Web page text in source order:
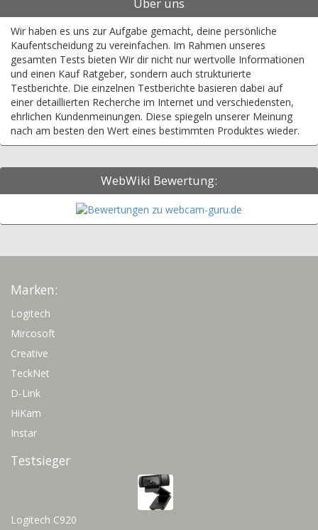
Über uns
Wir haben es uns zur Aufgabe gemacht, deine persönliche
Kaufentscheidung zu vereinfachen. Im Rahmen unseres
gesamten Tests bieten Wir dir nicht nur wertvolle Informationen
und einen Kauf Ratgeber, sondern auch strukturierte
Testberichte. Die einzelnen Testberichte basieren dabei auf
einer detaillierten Recherche im Internet und verschiedensten,
ehrlichen Kundenmeinungen. Diese spiegeln unserer Meinung
nach am besten den Wert eines bestimmten Produktes wieder.
WebWiki Bewertung:
Marken:
Logitech
Mircosoft
Creative
TeckNet
D-Link
HiKam
Instar
Testsieger
Logitech C920